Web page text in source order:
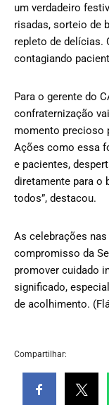
um verdadeiro
risadas, sorteio de
repleto de delícias.
contagiando
Para o gerente do
confraternização
momento precioso
Ações como essa
e pacientes,
diretamente para o
todos”, destacou.
As celebrações
compromisso da
promover cuidado
significado,
de acolhimento.
Compartilhar: